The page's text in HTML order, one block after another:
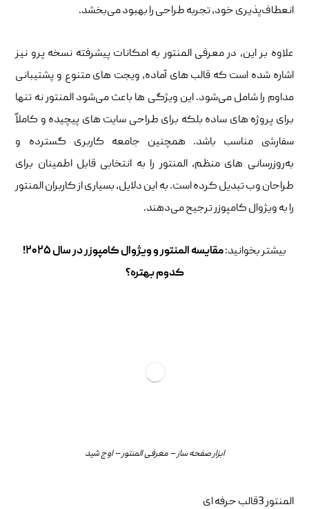
انعطاف‌پذیری خود، تجربه طراحی را بهبود می‌بخشد.
علاوه بر این، در معرفی المنتور به امکانات پیشرفته نسخه پرو نیز
اشاره شده است که قالب ‌های آماده، ویجت ‌های متنوع و پشتیبانی
مداوم را شامل می‌شود. این ویژگی ‌ها باعث می‌شود المنتور نه تنها
برای پروژه‌ های ساده بلکه برای طراحی سایت ‌های پیچیده و کاملاً
سفارشی مناسب باشد. همچنین جامعه کاربری گسترده و
به‌روزرسانی ‌های منظم، المنتور را به انتخابی قابل اطمینان برای
طراحان وب تبدیل کرده است. به این دلایل، بسیاری از کاربران المنتور
را به ویژوال کامپوزر ترجیح می‌دهند.
بیشتر بخوانید:
مقایسه المنتور و ویژوال کامپوزر در سال ۲۰۲۵!
کدوم بهتره؟
ابزار صفحه ساز – معرفی المنتور – اوج شید
المنتور 3قالب حرفه ای